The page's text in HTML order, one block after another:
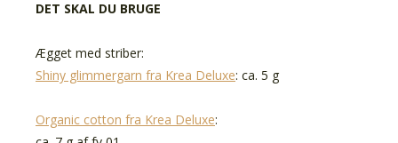
DET SKAL DU BRUGE
Ægget med striber:
Shiny glimmergarn fra Krea Deluxe: ca. 5 g
Organic cotton fra Krea Deluxe: